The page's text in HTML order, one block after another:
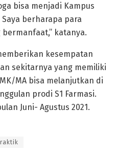
bisa menjadi Kampus
berharapa para
katanya.
kesempatan
sekitarnya yang memiliki
MA bisa melanjutkan di
prodi S1 Farmasi.
Juni- Agustus 2021.